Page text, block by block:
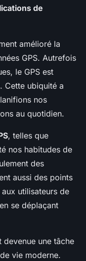
de
amélioré la
GPS. Autrefois
le GPS est
Cette ubiquité a
nos
au quotidien.
, telles que
nos habitudes de
des
aussi des points
utilisateurs de
se déplaçant
devenue une tâche
vie moderne.